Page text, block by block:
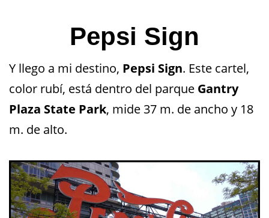
Pepsi Sign
Y llego a mi destino, Pepsi Sign. Este cartel,
color rubí, está dentro del parque Gantry
Plaza State Park, mide 37 m. de ancho y 18
m. de alto.